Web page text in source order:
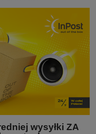
wysyłki ZA